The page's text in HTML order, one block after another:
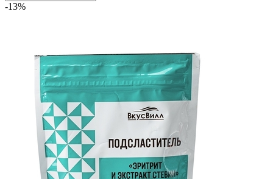
-13%